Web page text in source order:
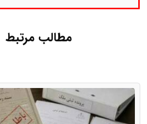
مطالب مرتبط